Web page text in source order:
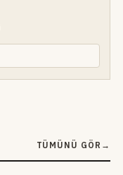
TÜMÜNÜ GÖR →